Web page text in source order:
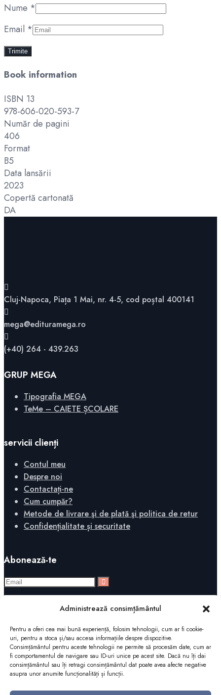
Administrează consimțământul
Pentru a oferi cea mai bună experiență, folosim tehnologii, cum ar fi cookie-
uri, pentru a stoca și/sau accesa informațiile despre dispozitive.
Consimțământul pentru aceste tehnologii ne permite să procesăm date, cum ar
fi comportamentul de navigare sau ID-uri unice pe acest site. Dacă nu îți dai
consimțământul sau îți retragi consimțământul dat poate avea afecte negative
asupra unor anumite funcționalități și funcții.
Nume *
Email *
Book information
ISBN 13
978-606-020-593-7
Număr de pagini
406
Format
B5
Data lansării
2023
Copertă cartonată
DA
Cluj-Napoca, Piața 1 Mai, nr. 4-5, cod poștal 400141
mega@edituramega.ro
(+40) 264 - 439.263
GRUP MEGA
Tipografia MEGA
TeMe – CAIETE ȘCOLARE
servicii clienți
Contul meu
Despre noi
Contactați-ne
Cum cumpăr?
Metode de livrare şi de plată şi politica de retur
Confidențialitate și securitate
Abonează-te
Copyright 2025 Editura Mega
Coșul dvs